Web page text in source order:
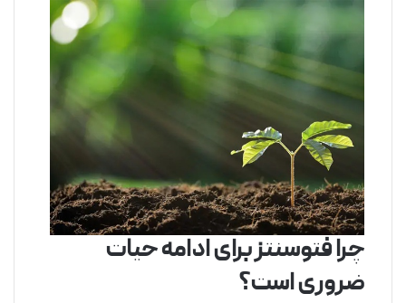
چرا فتوسنتز برای ادامه حیات
ضروری است؟